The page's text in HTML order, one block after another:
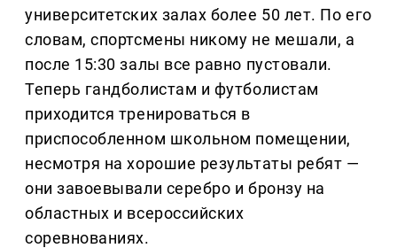
университетских залах более 50 лет. По его
словам, спортсмены никому не мешали, а
после 15:30 залы все равно пустовали.
Теперь гандболистам и футболистам
приходится тренироваться в
приспособленном школьном помещении,
несмотря на хорошие результаты ребят —
они завоевывали серебро и бронзу на
областных и всероссийских
соревнованиях.